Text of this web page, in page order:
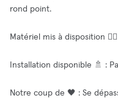
rond point.
Matériel mis à disposition
Installation disponible 🚿 :
Notre coup de 🖤 : Se